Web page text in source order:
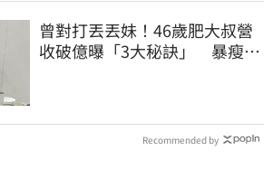
曾對打丟丟妹！46歲肥大叔營
收破億曝「3大秘訣」 暴瘦猝
Recommended by